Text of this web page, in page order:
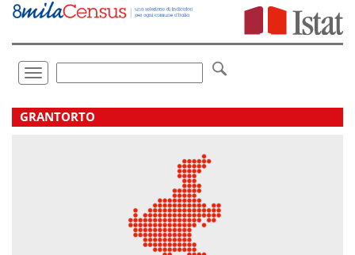
Vai
direttamente
Toggle
navigation
.
GRANTORTO